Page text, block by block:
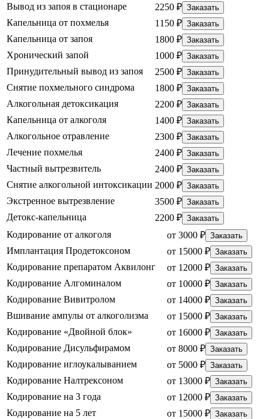
Вывод из запоя в стационаре 2250 ₽ Заказать
Капельница от похмелья 1150 ₽ Заказать
Капельница от запоя 1800 ₽ Заказать
Хронический запой 1000 ₽ Заказать
Принудительный вывод из запоя 2500 ₽ Заказать
Снятие похмельного синдрома 1800 ₽ Заказать
Алкогольная детоксикация 2200 ₽ Заказать
Капельница от алкоголя 1400 ₽ Заказать
Алкогольное отравление 2300 ₽ Заказать
Лечение похмелья 2400 ₽ Заказать
Частный вытрезвитель 2400 ₽ Заказать
Снятие алкогольной интоксикации 2000 ₽ Заказать
Экстренное вытрезвление 3500 ₽ Заказать
Детокс-капельница 2200 ₽ Заказать
Кодирование от алкоголя от 3000 ₽ Заказать
Имплантация Продетоксоном от 15000 ₽ Заказать
Кодирование препаратом Аквилонг от 12000 ₽ Заказать
Кодирование Алгоминалом от 10000 ₽ Заказать
Кодирование Вивитролом от 14000 ₽ Заказать
Вшивание ампулы от алкоголизма от 15000 ₽ Заказать
Кодирование «Двойной блок» от 16000 ₽ Заказать
Кодирование Дисульфирамом от 8000 ₽ Заказать
Кодирование иглоукалыванием от 5000 ₽ Заказать
Кодирование Налтрексоном от 13000 ₽ Заказать
Кодирование на 3 года от 12000 ₽ Заказать
Кодирование на 5 лет от 15000 ₽ Заказать